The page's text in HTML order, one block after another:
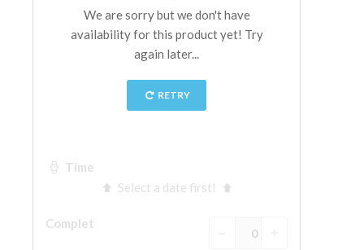
Le Jardin de Boboli
La tour d'Arnolfo
Le Palazzo Vecchio
Réserver